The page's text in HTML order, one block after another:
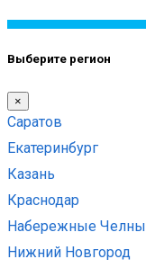
Выберите регион
×
Саратов
Екатеринбург
Казань
Краснодар
Набережные Челны
Нижний Новгород